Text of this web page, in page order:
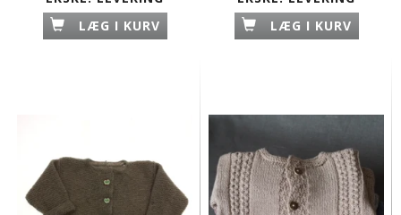
LÆG I KURV
LÆG I KURV